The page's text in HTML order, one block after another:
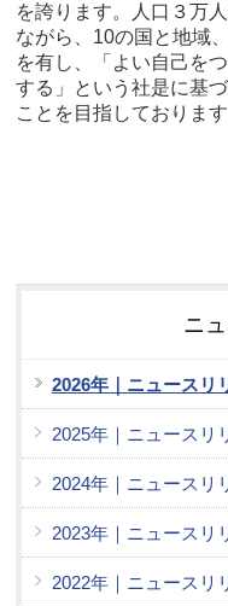
を誇ります。人口３万
ながら、10の国と地域
を有し、「よい自己を
する」という社是に基
ことを目指しております
ニ
2026年｜ニュースリ
2025年｜ニュースリ
2024年｜ニュースリ
2023年｜ニュースリ
2022年｜ニュースリ